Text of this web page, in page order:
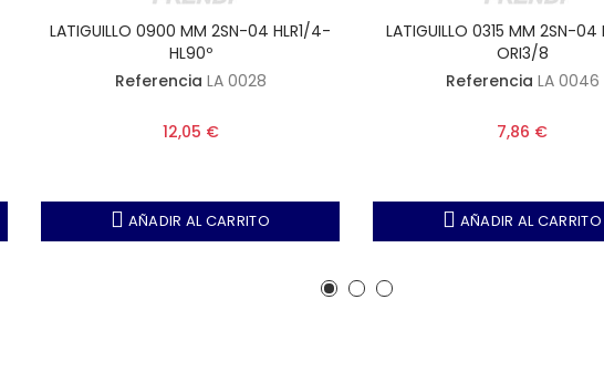
LATIGUILLO 0900 MM 2SN-04 HLR1/4-
HL90º
Referencia LA 0028
12,05 €
AÑADIR AL CARRITO
LATIGUILLO 0315 MM 2SN-04
ORI3/8
Referencia LA 0046
7,86 €
AÑADIR AL CARRITO